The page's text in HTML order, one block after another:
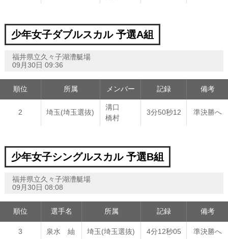
少年女子ダブルスカル 予選A組
福井県立久々子湖漕艇場
09月30日 09:36
順位 所属 メンバー 記録 備考
2 埼玉(埼玉選抜)
溝口
橋村
3分50秒12 準決勝へ
少年女子シングルスカル 予選B組
福井県立久々子湖漕艇場
09月30日 08:08
順位 選手名 所属 記録 備考
3 泉水 紬 埼玉(埼玉選抜) 4分12秒05 準決勝へ